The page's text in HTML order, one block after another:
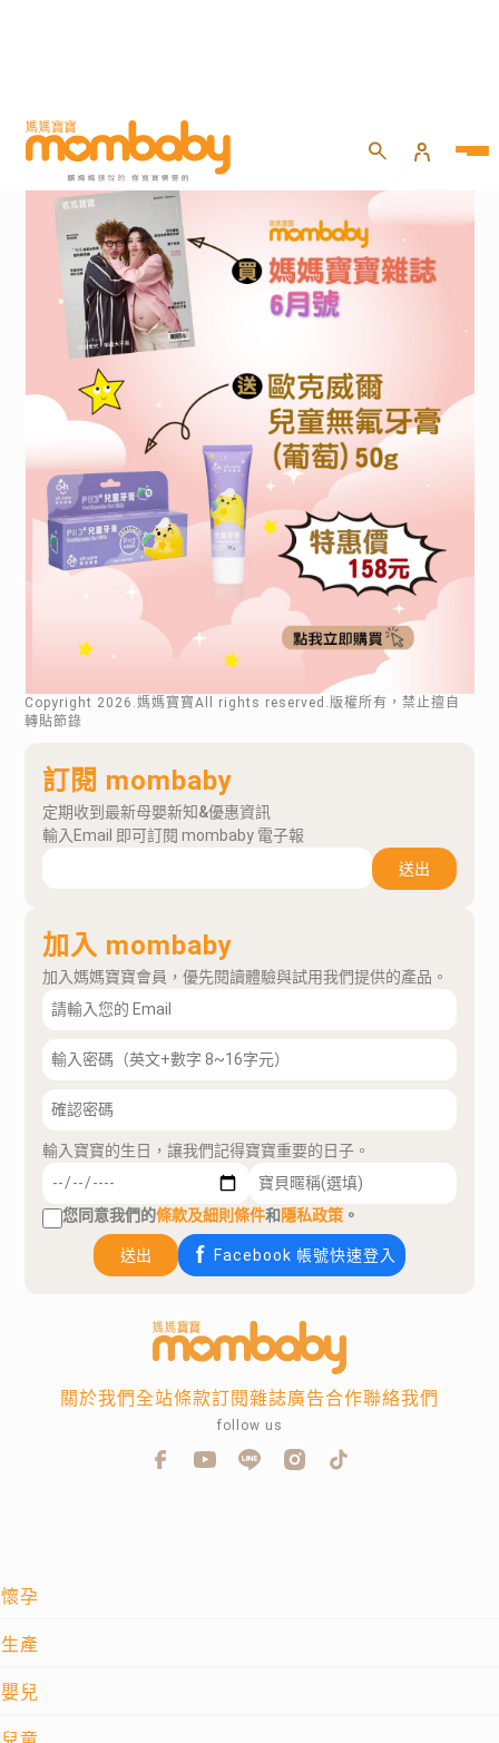
Copyright 2026 .媽媽寶寶All rights reserved.版權所有，禁止擅自
轉貼節錄
訂閱 mombaby
定期收到最新母嬰新知&優惠資訊
輸入Email 即可訂閱 mombaby 電子報
送出
加入 mombaby
加入媽媽寶寶會員，優先閱讀體驗與試用我們提供的產品。
輸入寶寶的生日，讓我們記得寶寶重要的日子。
您同意我們的條款及細則條件和隱私政策 。
送出 Facebook 帳號快速登入
懷孕
生產
嬰兒
關於我們全站條款訂閱雜誌廣告合作聯絡我們
follow us